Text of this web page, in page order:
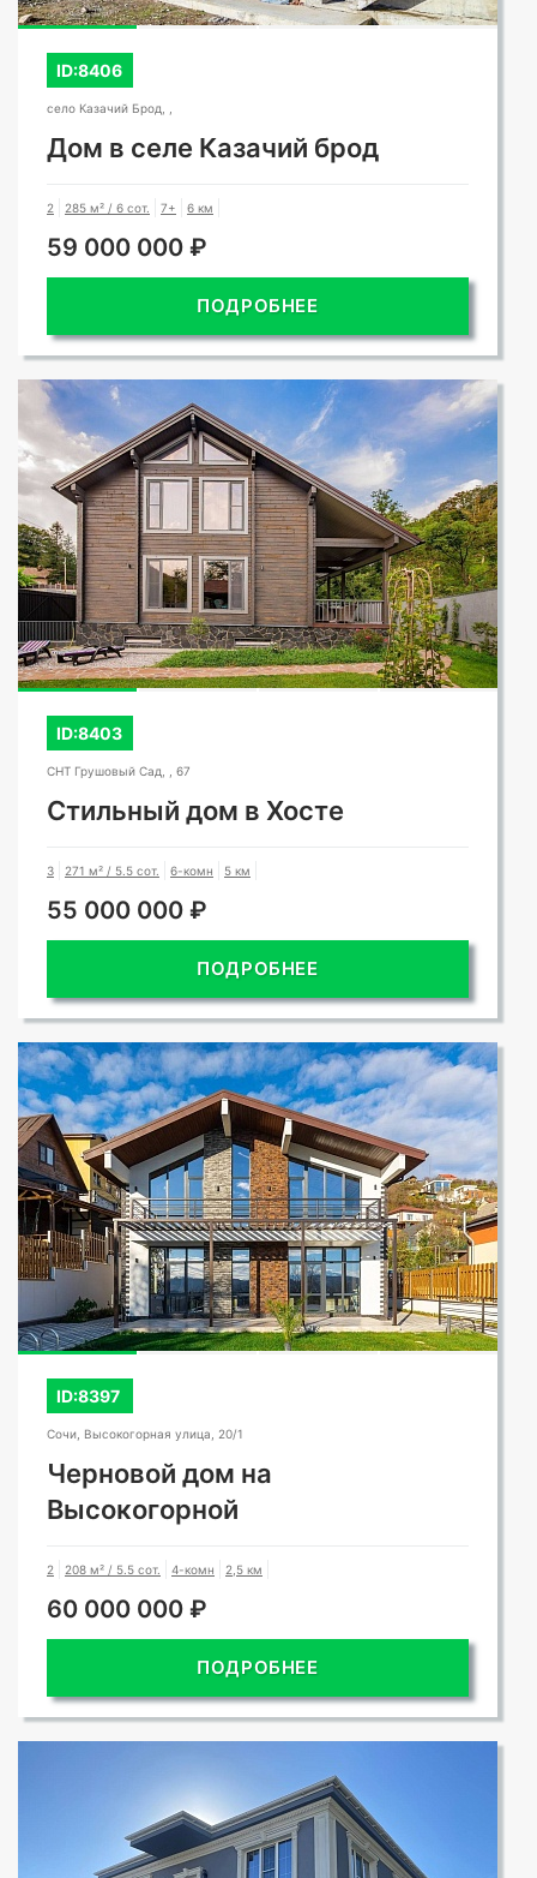
ID:8406
село Казачий Брод, ,
Дом в селе Казачий брод
2 285 м² / 6 сот. 7+ 6 км
59 000 000 ₽
ПОДРОБНЕЕ
ID:8403
СНТ Грушовый Сад, , 67
Стильный дом в Хосте
3 271 м² / 5.5 сот. 6-комн 5 км
55 000 000 ₽
ПОДРОБНЕЕ
ID:8397
Сочи, Высокогорная улица, 20/1
Черновой дом на
Высокогорной
2 208 м² / 5.5 сот. 4-комн 2,5 км
60 000 000 ₽
ПОДРОБНЕЕ